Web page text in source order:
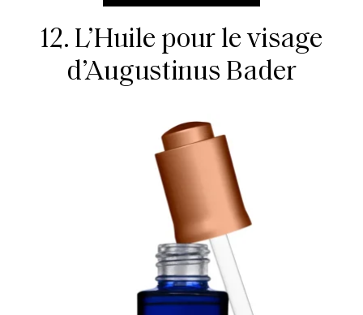
12. L’Huile pour le visage
d’Augustinus Bader